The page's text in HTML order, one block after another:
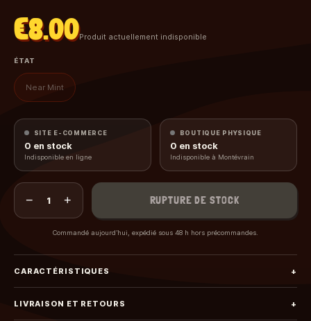
€8.00Produit actuellement indisponible
ÉTAT
Near Mint
SITE E-COMMERCE
0 en stock
Indisponible en ligne
BOUTIQUE PHYSIQUE
0 en stock
Indisponible à Montévrain
− 1 + RUPTURE DE STOCK
Commandé aujourd’hui, expédié sous 48 h hors précommandes.
CARACTÉRISTIQUES +
LIVRAISON ET RETOURS +